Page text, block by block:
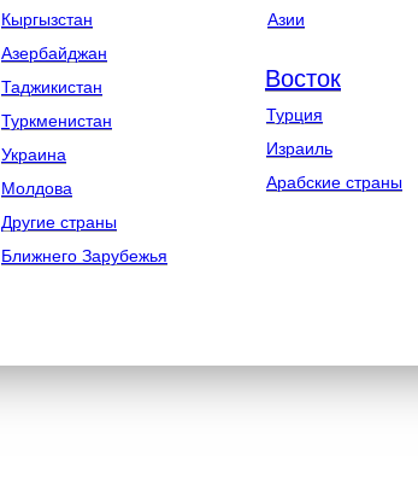
Кыргызстан
Азербайджан
Таджикистан
Туркменистан
Украина
Молдова
Другие страны
Ближнего Зарубежья
Азии
Восток
Турция
Израиль
Арабские страны